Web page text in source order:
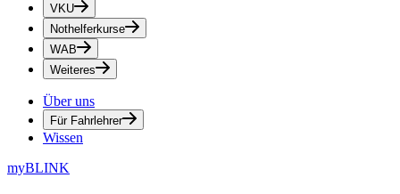
VKU
Nothelferkurse
WAB
Weiteres
Über uns
Für Fahrlehrer
Wissen
myBLINK